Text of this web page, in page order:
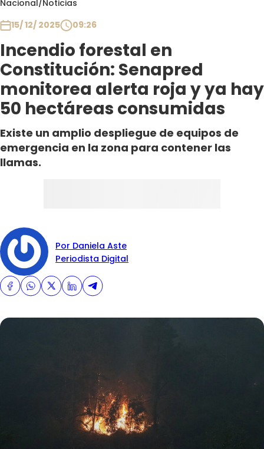
Nacional/Noticias
15/ 12/ 2025
09:26
Incendio forestal en
Constitución: Senapred
monitorea alerta roja y ya hay
50 hectáreas consumidas
Existe un amplio despliegue de equipos de
emergencia en la zona para contener las
llamas.
Por Daniela Aste
Periodista Digital
Club De La Comedia
Contigo en Directo
Plan Perfecto
El Tiempo
Sabingo
Todos Los Programas